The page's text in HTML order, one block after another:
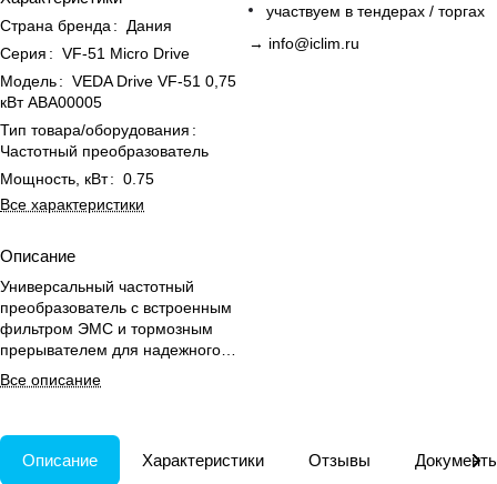
Страна бренда :
Дания
Серия : VF-51 Micro Drive
Модель: VEDA Drive VF-51 0,75
кВт ABA00005
Тип товара/оборудования :
Частотный преобразователь
Мощность, кВт: 0.75
Все характеристики
Описание
Универсальный частотный
преобразователь с встроенным
фильтром ЭМС и тормозным
прерывателем для надежного
управления насосами и
вентиляторами при высоких
Все описание
участвуем в тендерах / торгах
→ info@iclim.ru
Описание Характеристики Отзывы